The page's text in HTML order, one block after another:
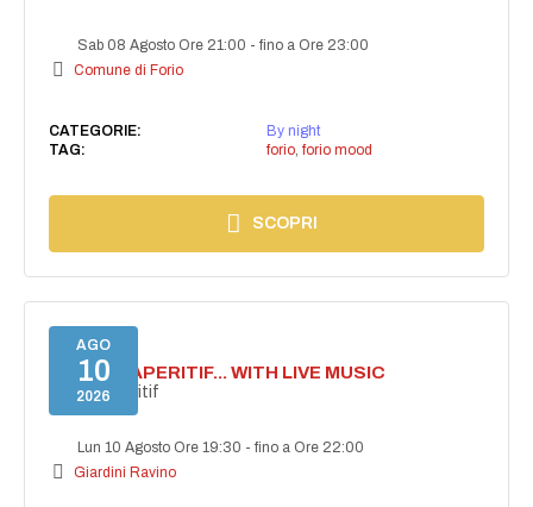
Sab 08 Agosto Ore 21:00 -fino a Ore 23:00
Comune di Forio
CATEGORIE:
By night
TAG:
forio, forio mood
SCOPRI
AGO
10
2026
SECRET APERITIF... WITH LIVE MUSIC
Secret aperitif
Lun 10 Agosto Ore 19:30 -fino a Ore 22:00
Giardini Ravino